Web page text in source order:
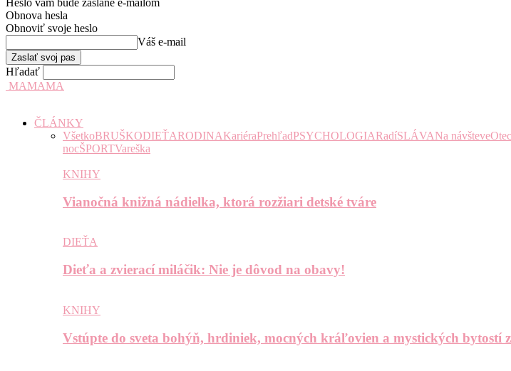
Heslo vám bude zaslané e-mailom
Obnova hesla
Obnoviť svoje heslo
Váš e-mail
Hľadať
MAMAMA
ČLÁNKY
VšetkoBRUŠKODIEŤARODINAKariéraPrehľadPSYCHOLOGIARadíSLÁVANa návšteveOtec
nocŠPORTVareška
KNIHY
Vianočná knižná nádielka, ktorá rozžiari detské tváre
DIEŤA
Dieťa a zvierací miláčik: Nie je dôvod na obavy!
KNIHY
Vstúpte do sveta bohýň, hrdiniek, mocných kráľovien a mystických bytostí